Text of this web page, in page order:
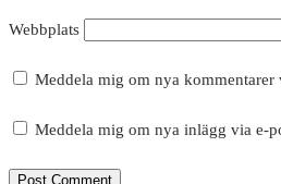
Webbplats
Meddela mig om nya kommentarer
Meddela mig om nya inlägg via e-